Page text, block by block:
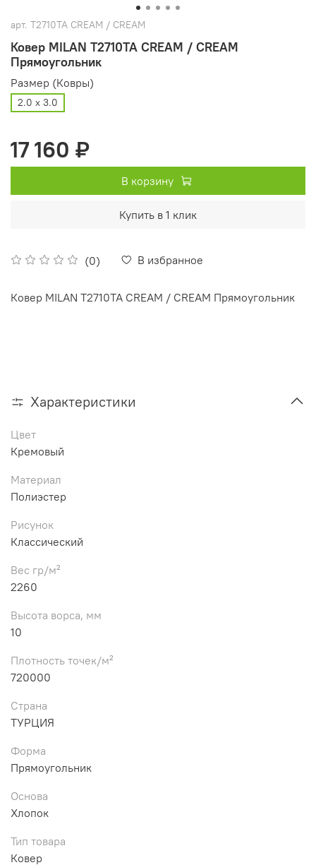
арт. T2710TA CREAM / CREAM
Ковер MILAN T2710TA CREAM / CREAM
Прямоугольник
(0) В избранное
Размер (Ковры)
2.0 х 3.0
17 160 ₽
В корзину
Купить в 1 клик
Ковер MILAN T2710TA CREAM / CREAM Прямоугольник
Характеристики
Цвет
Кремовый
Материал
Полиэстер
Рисунок
Классический
Вес гр/м²
2260
Высота ворса, мм
10
Плотность точек/м²
720000
Страна
ТУРЦИЯ
Форма
Прямоугольник
Основа
Хлопок
Тип товара
Ковер